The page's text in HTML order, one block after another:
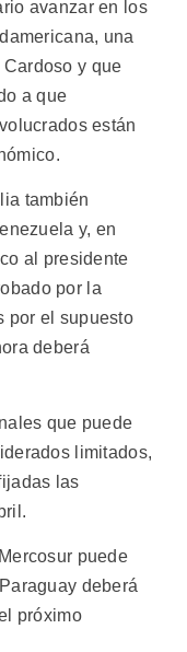
avanzar en los
una
y que
a que
están
también
y, en
al presidente
por la
por el supuesto
deberá
que puede
limitados,
las
puede
deberá
próximo